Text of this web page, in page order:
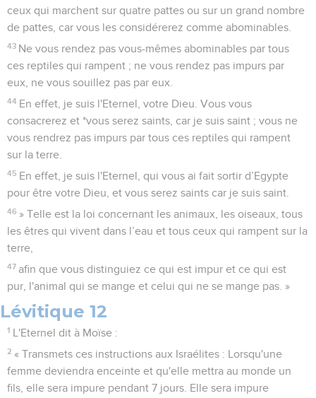
ceux qui marchent sur quatre pattes ou sur un grand nombre
de pattes, car vous les considérerez comme abominables.
43 Ne vous rendez pas vous-mêmes abominables par tous
ces reptiles qui rampent ; ne vous rendez pas impurs par
eux, ne vous souillez pas par eux.
44 En effet, je suis l'Eternel, votre Dieu. Vous vous
consacrerez et *vous serez saints, car je suis saint ; vous ne
vous rendrez pas impurs par tous ces reptiles qui rampent
sur la terre.
45 En effet, je suis l'Eternel, qui vous ai fait sortir d’Egypte
pour être votre Dieu, et vous serez saints car je suis saint.
46 » Telle est la loi concernant les animaux, les oiseaux, tous
les êtres qui vivent dans l’eau et tous ceux qui rampent sur la
terre,
47 afin que vous distinguiez ce qui est impur et ce qui est
pur, l'animal qui se mange et celui qui ne se mange pas. »
Lévitique 12
1 L'Eternel dit à Moïse :
2 « Transmets ces instructions aux Israélites : Lorsqu'une
femme deviendra enceinte et qu'elle mettra au monde un
fils, elle sera impure pendant 7 jours. Elle sera impure